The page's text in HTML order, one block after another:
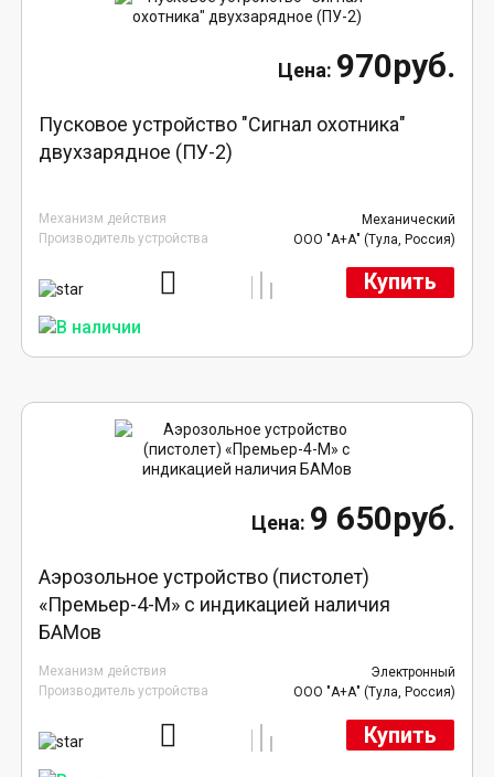
970руб.
Пусковое устройство "Сигнал охотника"
двухзарядное (ПУ-2)
Механизм действия
Механический
Производитель устройства
ООО "А+А" (Тула, Россия)
Купить
9 650руб.
Аэрозольное устройство (пистолет)
«Премьер-4-М» с индикацией наличия
БАМов
Механизм действия
Электронный
Производитель устройства
ООО "А+А" (Тула, Россия)
Купить